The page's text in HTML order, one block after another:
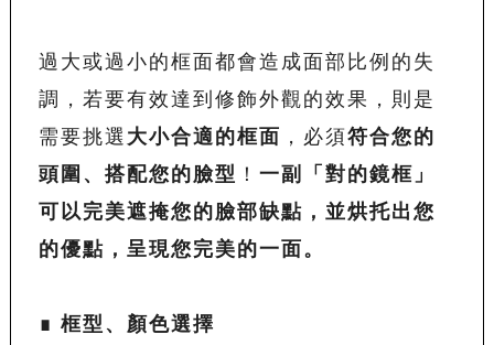
過大或過小的框面都會造成面部比例的失
調，若要有效達到修飾外觀的效果，則是
需要挑選 大小合適的框面 ，必須符合您的
頭圍、搭配您的臉型 ！ 一副「對的鏡框」
可以完美遮掩您的臉部缺點，並烘托出您
的優點，呈現您完美的一面。
∎ 框型、顏色選擇